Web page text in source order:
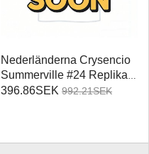
Nederländerna Crysencio
Summerville #24 Replika
Bortatröja Damer VM 2026
396.86SEK 992.21SEK